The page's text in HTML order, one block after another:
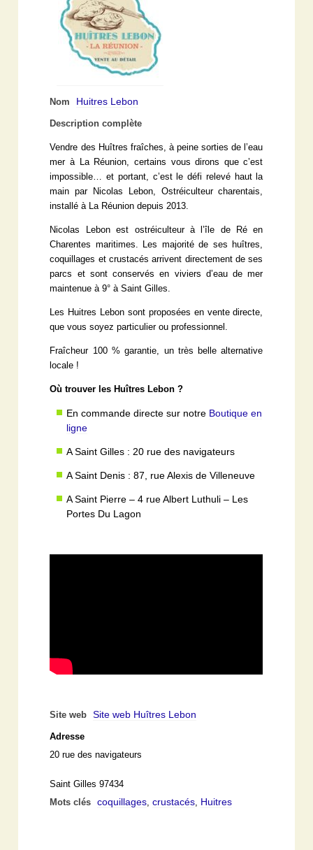
Nom Huitres Lebon
Description complète
Vendre des Huîtres fraîches, à peine sorties de l’eau
mer à La Réunion, certains vous dirons que c’est
impossible… et portant, c’est le défi relevé haut la
main par Nicolas Lebon, Ostréiculteur charentais,
installé à La Réunion depuis 2013.
Nicolas Lebon est ostréiculteur à l’île de Ré en
Charentes maritimes. Les majorité de ses huîtres,
coquillages et crustacés arrivent directement de ses
parcs et sont conservés en viviers d’eau de mer
maintenue à 9° à Saint Gilles.
Les Huitres Lebon sont proposées en vente directe,
que vous soyez particulier ou professionnel.
Fraîcheur 100 % garantie, un très belle alternative
locale !
Où trouver les Huîtres Lebon ?
En commande directe sur notre Boutique en
ligne
A Saint Gilles : 20 rue des navigateurs
A Saint Denis : 87, rue Alexis de Villeneuve
A Saint Pierre – 4 rue Albert Luthuli – Les
Portes Du Lagon
Site web Site web Huîtres Lebon
Adresse
20 rue des navigateurs
Saint Gilles 97434
Mots clés
coquillages ,crustacés Huitres